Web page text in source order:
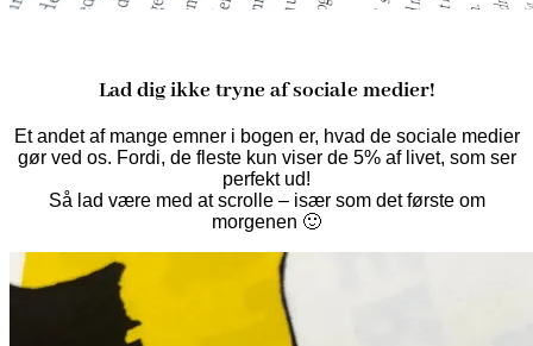
Lad dig ikke tryne af sociale medier!
Et andet af mange emner i bogen er, hvad de sociale medier
gør ved os. Fordi, de fleste kun viser de 5% af livet, som ser
perfekt ud!
Så lad være med at scrolle – især som det første om
morgenen 🙂